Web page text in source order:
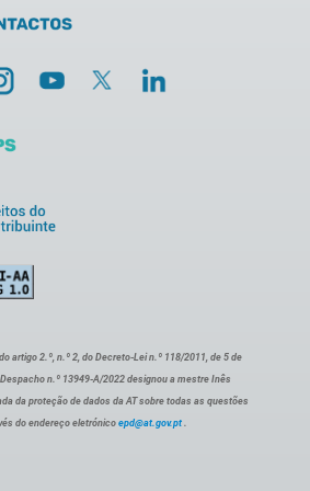
2.º, n.º 2, do Decreto-Lei n.º 118/2011, de 5 de
n.º 13949-A/2022 designou a mestre Inês
da proteção de dados da AT sobre todas as questões
do endereço eletrónico epd@at.gov.pt .